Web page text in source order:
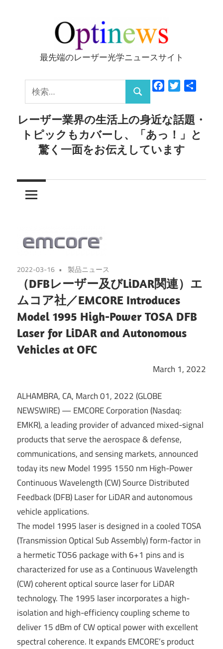
ッ
Optinews
最先端のレーザー光学ニュースサイト
索:
検
索
FacebookTwitter
レーザー業界の生活上の身近な話題・
トピックもカバーし、「あっ！」と
驚く一面をお伝えしています
2022-03-16 製品ニュース
（DFBレーザー及びLiDAR関連）エ
ムコア社／EMCORE Introduces
Model 1995 High-Power TOSA DFB
Laser for LiDAR and Autonomous
Vehicles at OFC
March 1, 2022
ALHAMBRA, CA, March 01, 2022 (GLOBE
NEWSWIRE) — EMCORE Corporation (Nasdaq:
EMKR), a leading provider of advanced mixed-signal
products that serve the aerospace & defense,
communications, and sensing markets, announced
today its new Model 1995 1550 nm High-Power
Continuous Wavelength (CW) Source Distributed
Feedback (DFB) Laser for LiDAR and autonomous
vehicle applications.
The model 1995 laser is designed in a cooled TOSA
(Transmission Optical Sub Assembly) form-factor in
a hermetic TO56 package with 6+1 pins and is
characterized for use as a Continuous Wavelength
(CW) coherent optical source laser for LiDAR
technology. The 1995 laser incorporates a high-
isolation and high-efficiency coupling scheme to
deliver 15 dBm of CW optical power with excellent
spectral coherence. It expands EMCORE’s product